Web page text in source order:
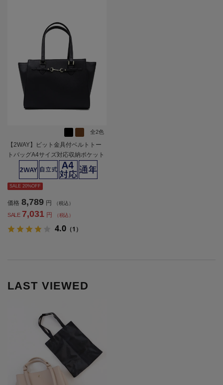
全2色
【2WAY】ビット金具付ベルトトー
トバッグA4サイズ対応収納ポケット
充実通年【レディース】
SALE 20%OFF
価格 8,789 円 （税込）
SALE 7,031 円 （税込）
4.0 （1）
LAST VIEWED